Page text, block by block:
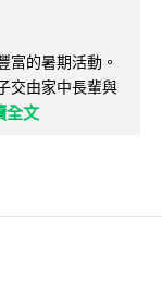
富的暑期活動。
交由家中長輩與
全文